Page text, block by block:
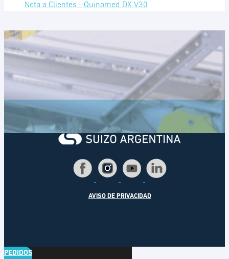
Nota a Clientes - Quinomed DX V30
AVISO DE PRIVACIDAD
PEDIDOS